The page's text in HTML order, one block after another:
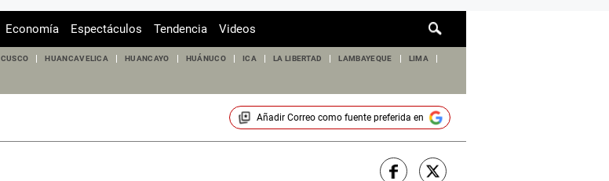
de
Economía Espectáculos Tendencia Videos
CUSCO HUANCAVELICA HUANCAYO HUÁNUCO ICA LA LIBERTAD LAMBAYEQUE LIMA
Añadir Correocomo fuente preferida en